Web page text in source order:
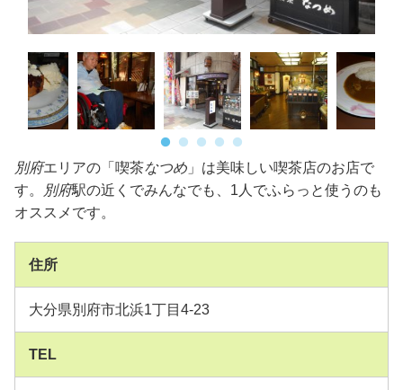
別府エリアの「喫茶なつめ 」は美味しい喫茶店のお店で
す。
別府駅の近くでみんなでも、 1人でふらっと使うのも
オススメです。
住所
大分県別府市北浜1丁目4-23
TEL